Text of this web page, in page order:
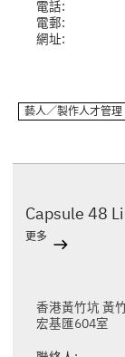
電話:
電郵:
網址:
藝人／製作人才管理
Capsule 48
更多
香港黃竹坑 黃
宏基匯604室